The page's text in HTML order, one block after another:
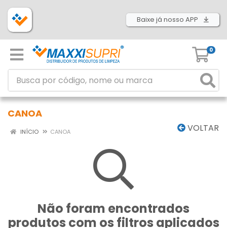
Baixe já nosso APP
0
CANOA
VOLTAR
INÍCIO CANOA
Não foram encontrados
produtos com os filtros aplicados